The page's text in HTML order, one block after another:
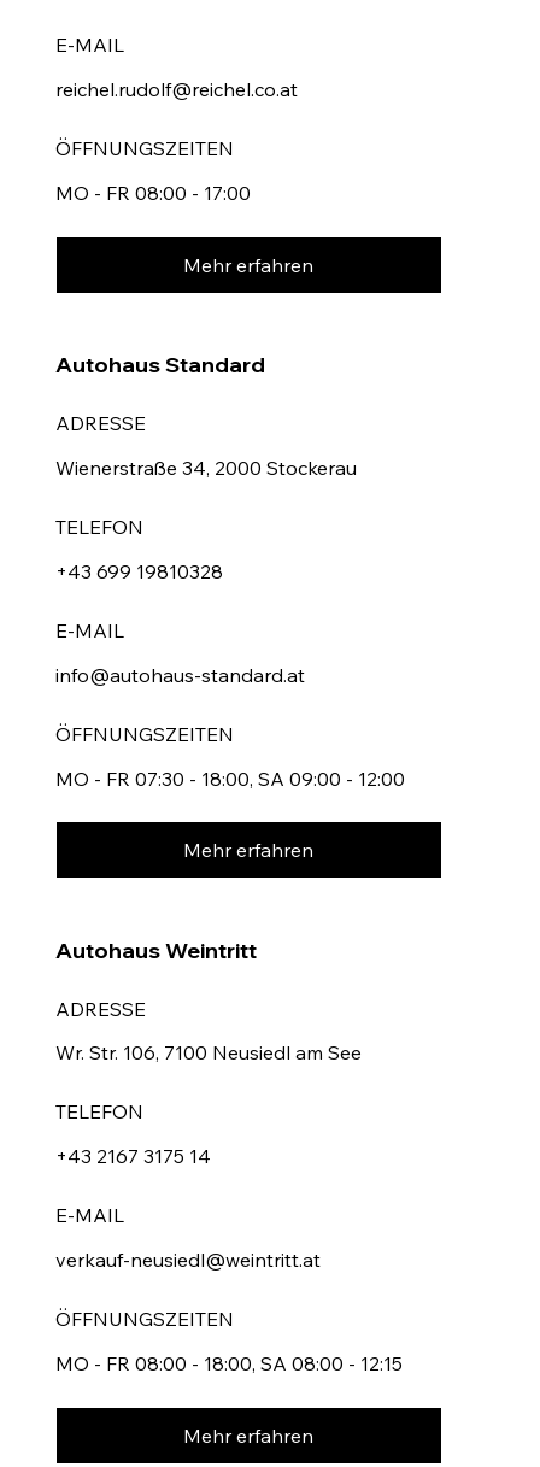
E-MAIL
reichel.rudolf@reichel.co.at
ÖFFNUNGSZEITEN
MO - FR 08:00 - 17:00
Mehr erfahren
Autohaus Standard
ADRESSE
Wienerstraße 34, 2000 Stockerau
TELEFON
+43 699 19810328
E-MAIL
info@autohaus-standard.at
ÖFFNUNGSZEITEN
MO - FR 07:30 - 18:00, SA 09:00 - 12:00
Mehr erfahren
Autohaus Weintritt
ADRESSE
Wr. Str. 106, 7100 Neusiedl am See
TELEFON
+43 2167 3175 14
E-MAIL
verkauf-neusiedl@weintritt.at
ÖFFNUNGSZEITEN
MO - FR 08:00 - 18:00, SA 08:00 - 12:15
Mehr erfahren